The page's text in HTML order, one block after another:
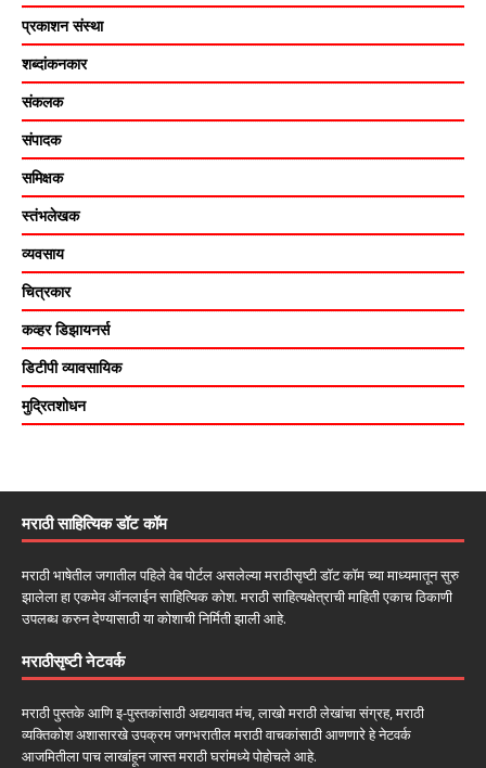
प्रकाशन संस्था
शब्दांकनकार
संकलक
संपादक
समिक्षक
स्तंभलेखक
व्यवसाय
चित्रकार
कव्हर डिझायनर्स
डिटीपी व्यावसायिक
मुद्रितशोधन
मराठी साहित्यिक डॉट कॉम
मराठी भाषेतील जगातील पहिले वेब पोर्टल असलेल्या मराठीसृष्टी डॉट कॉम च्या माध्यमातून सुरु
झालेला हा एकमेव ऑनलाईन साहित्यिक कोश. मराठी साहित्यक्षेत्राची माहिती एकाच ठिकाणी
उपलब्ध करुन देण्यासाठी या कोशाची निर्मिती झाली आहे.
मराठीसृष्टी नेटवर्क
मराठी पुस्तके आणि इ-पुस्तकांसाठी अद्ययावत मंच, लाखो मराठी लेखांचा संग्रह, मराठी
व्यक्तिकोश अशासारखे उपक्रम जगभरातील मराठी वाचकांसाठी आणणारे हे नेटवर्क
आजमितीला पाच लाखांहून जास्त मराठी घरांमध्ये पोहोचले आहे.